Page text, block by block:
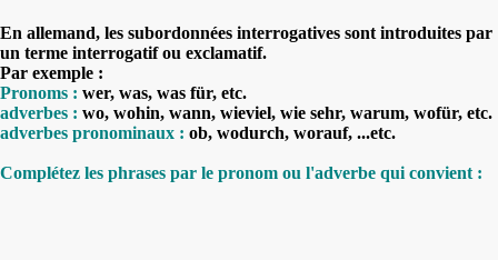
En allemand, les subordonnées interrogatives sont introduites par
un terme interrogatif ou exclamatif.
Par exemple :
Pronoms : wer, was, was für, etc.
adverbes : wo, wohin, wann, wieviel, wie sehr, warum, wofür, etc.
adverbes pronominaux : ob, wodurch, worauf, ...etc.
Complétez les phrases par le pronom ou l'adverbe qui convient :